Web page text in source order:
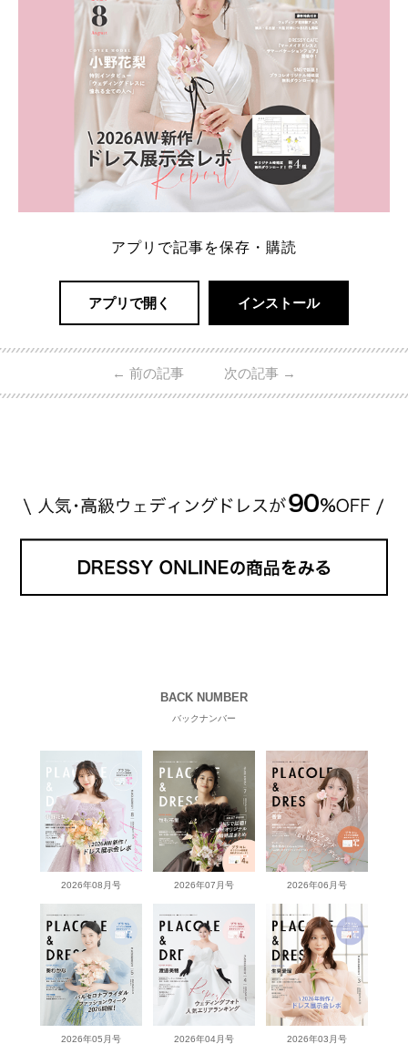
アプリで記事を保存・購読
アプリで開く インストール
← 前の記事 次の記事 →
BACK NUMBER
バックナンバー
2026年08月号 2026年07月号 2026年06月号
2026年05月号 2026年04月号 2026年03月号